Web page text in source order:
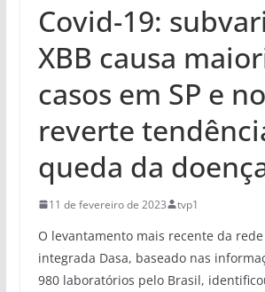
Covid-19:
XBB causa
casos em SP e
reverte
queda da
11 de fevereiro de 2023 tvp1
O levantamento mais recente da
integrada Dasa, baseado nas
980 laboratórios pelo Brasil,